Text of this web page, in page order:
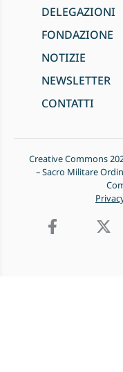
DELEGAZIONI
FONDAZIONE
NOTIZIE
NEWSLETTER
CONTATTI
Creative Commons
– Sacro Militare